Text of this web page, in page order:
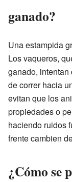
ganado?
Una estampida
Los vaqueros,
ganado,
de correr hacia
evitan que los
propiedades o
haciendo ruidos
frente cambien
¿Cómo se